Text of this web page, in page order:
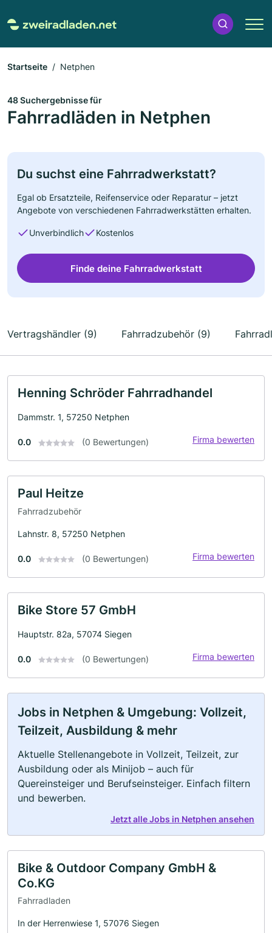
Startseite Netphen
48 Suchergebnisse für
Fahrradläden in Netphen
Du suchst eine Fahrradwerkstatt?
Egal ob Ersatzteile, Reifenservice oder Reparatur – jetzt
Angebote von verschiedenen Fahrradwerkstätten erhalten.
Unverbindlich Kostenlos
Finde deine Fahrradwerkstatt
Vertragshändler (9) Fahrradzubehör (9)
Henning Schröder Fahrradhandel
Dammstr. 1, 57250 Netphen
0.0 (0 Bewertungen) Firma bewerten
Paul Heitze
Fahrradzubehör
Lahnstr. 8, 57250 Netphen
0.0 (0 Bewertungen) Firma bewerten
Bike Store 57 GmbH
Hauptstr. 82a, 57074 Siegen
0.0 (0 Bewertungen) Firma bewerten
Jobs in Netphen & Umgebung: Vollzeit,
Teilzeit, Ausbildung & mehr
Aktuelle Stellenangebote in Vollzeit, Teilzeit, zur
Ausbildung oder als Minijob – auch für
Quereinsteiger und Berufseinsteiger. Einfach filtern
und bewerben.
Jetzt alle Jobs in Netphen ansehen
Bike & Outdoor Company GmbH &
Co.KG
Fahrradladen
In der Herrenwiese 1, 57076 Siegen